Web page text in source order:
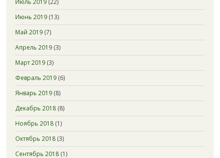
Июль 2019(22)
Июнь 2019(13)
Май 2019(7)
Апрель 2019(3)
Март 2019(3)
Февраль 2019(6)
Январь 2019(8)
Декабрь 2018(8)
Ноябрь 2018(1)
Октябрь 2018(3)
Сентябрь 2018(1)